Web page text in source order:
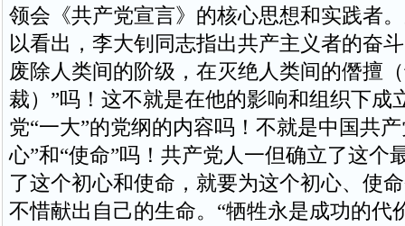
领会《共产党宣言》的核心思想和实践者
以看出，李大钊同志指出共产主义者的奋
废除人类间的阶级，在灭绝人类间的僭擅
裁）”吗！这不就是在他的影响和组织下成
党“一大”的党纲的内容吗！不就是中国共
心”和“使命”吗！共产党人一但确立了这个
了这个初心和使命，就要为这个初心、使
不惜献出自己的生命。“牺牲永是成功的代